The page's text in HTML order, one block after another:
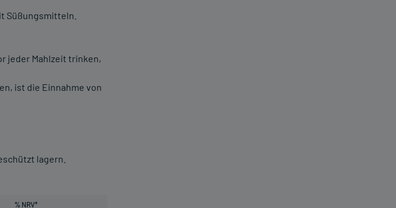
Süßungsmitteln.
jeder Mahlzeit trinken,
ist die Einnahme von
lagern.
% NRV*